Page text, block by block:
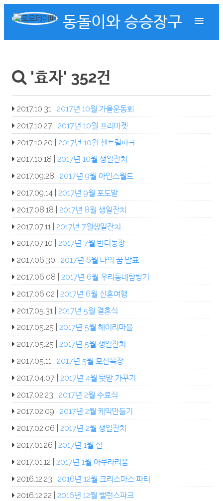
동돌이와 승승장구
'효자' 352건
2017.10.31 | 2017년 10월 가을운동회
2017.10.27 | 2017년 10월 프리마켓
2017.10.20 | 2017년 10월 센트럴파크
2017.10.18 | 2017년 10월 생일잔치
2017.09.28 | 2017년 9월 아인스월드
2017.09.14 | 2017년 9월 포도밭
2017.08.18 | 2017년 8월 생일잔치
2017.07.11 | 2017년 7월생일잔치
2017.07.10 | 2017년 7월 반디농장
2017.06.30 | 2017년 6월 나의 꿈 발표
2017.06.08 | 2017년 6월 우리동네탐방기
2017.06.02 | 2017년 6월 신혼여행
2017.05.31 | 2017년 5월 결혼식
2017.05.25 | 2017년 5월 헤이리마을
2017.05.25 | 2017년 5월 생일잔치
2017.05.11 | 2017년 5월 모산목장
2017.04.07 | 2017년 4월 텃밭 가꾸기
2017.02.23 | 2017년 2월 수료식
2017.02.09 | 2017년 2월 케익만들기
2017.02.06 | 2017년 2월 생일잔치
2017.01.26 | 2017년 1월 설
2017.01.12 | 2017년 1월 아쿠라리움
2016.12.23 | 2016년 12월 크리스마스 파티
2016.12.22 | 2016년 12월 밸런스파크